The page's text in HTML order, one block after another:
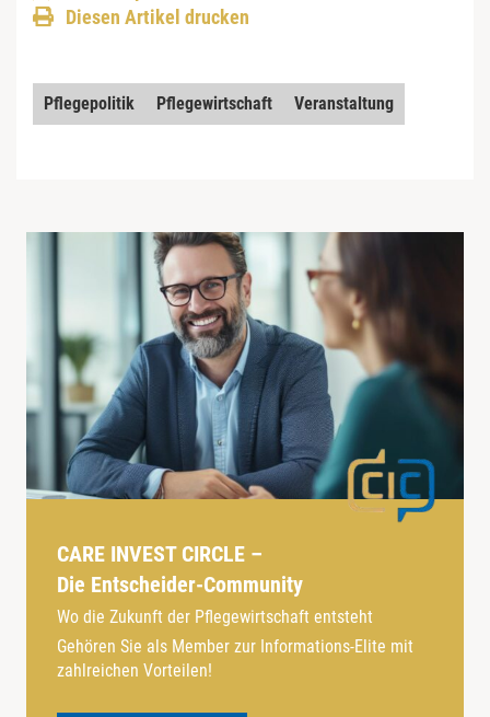
Diesen Artikel drucken
Pflegepolitik Pflegewirtschaft Veranstaltung
CARE INVEST CIRCLE –
Die Entscheider-Community
Wo die Zukunft der Pflegewirtschaft entsteht
Gehören Sie als Member zur Informations-Elite mit
zahlreichen Vorteilen!